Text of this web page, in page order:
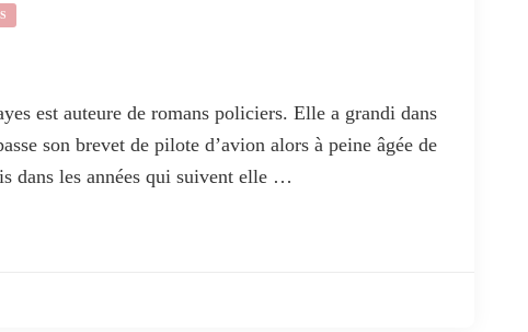
est auteure de romans policiers. Elle a grandi dans
son brevet de pilote d’avion alors à peine âgée de
dans les années qui suivent elle …